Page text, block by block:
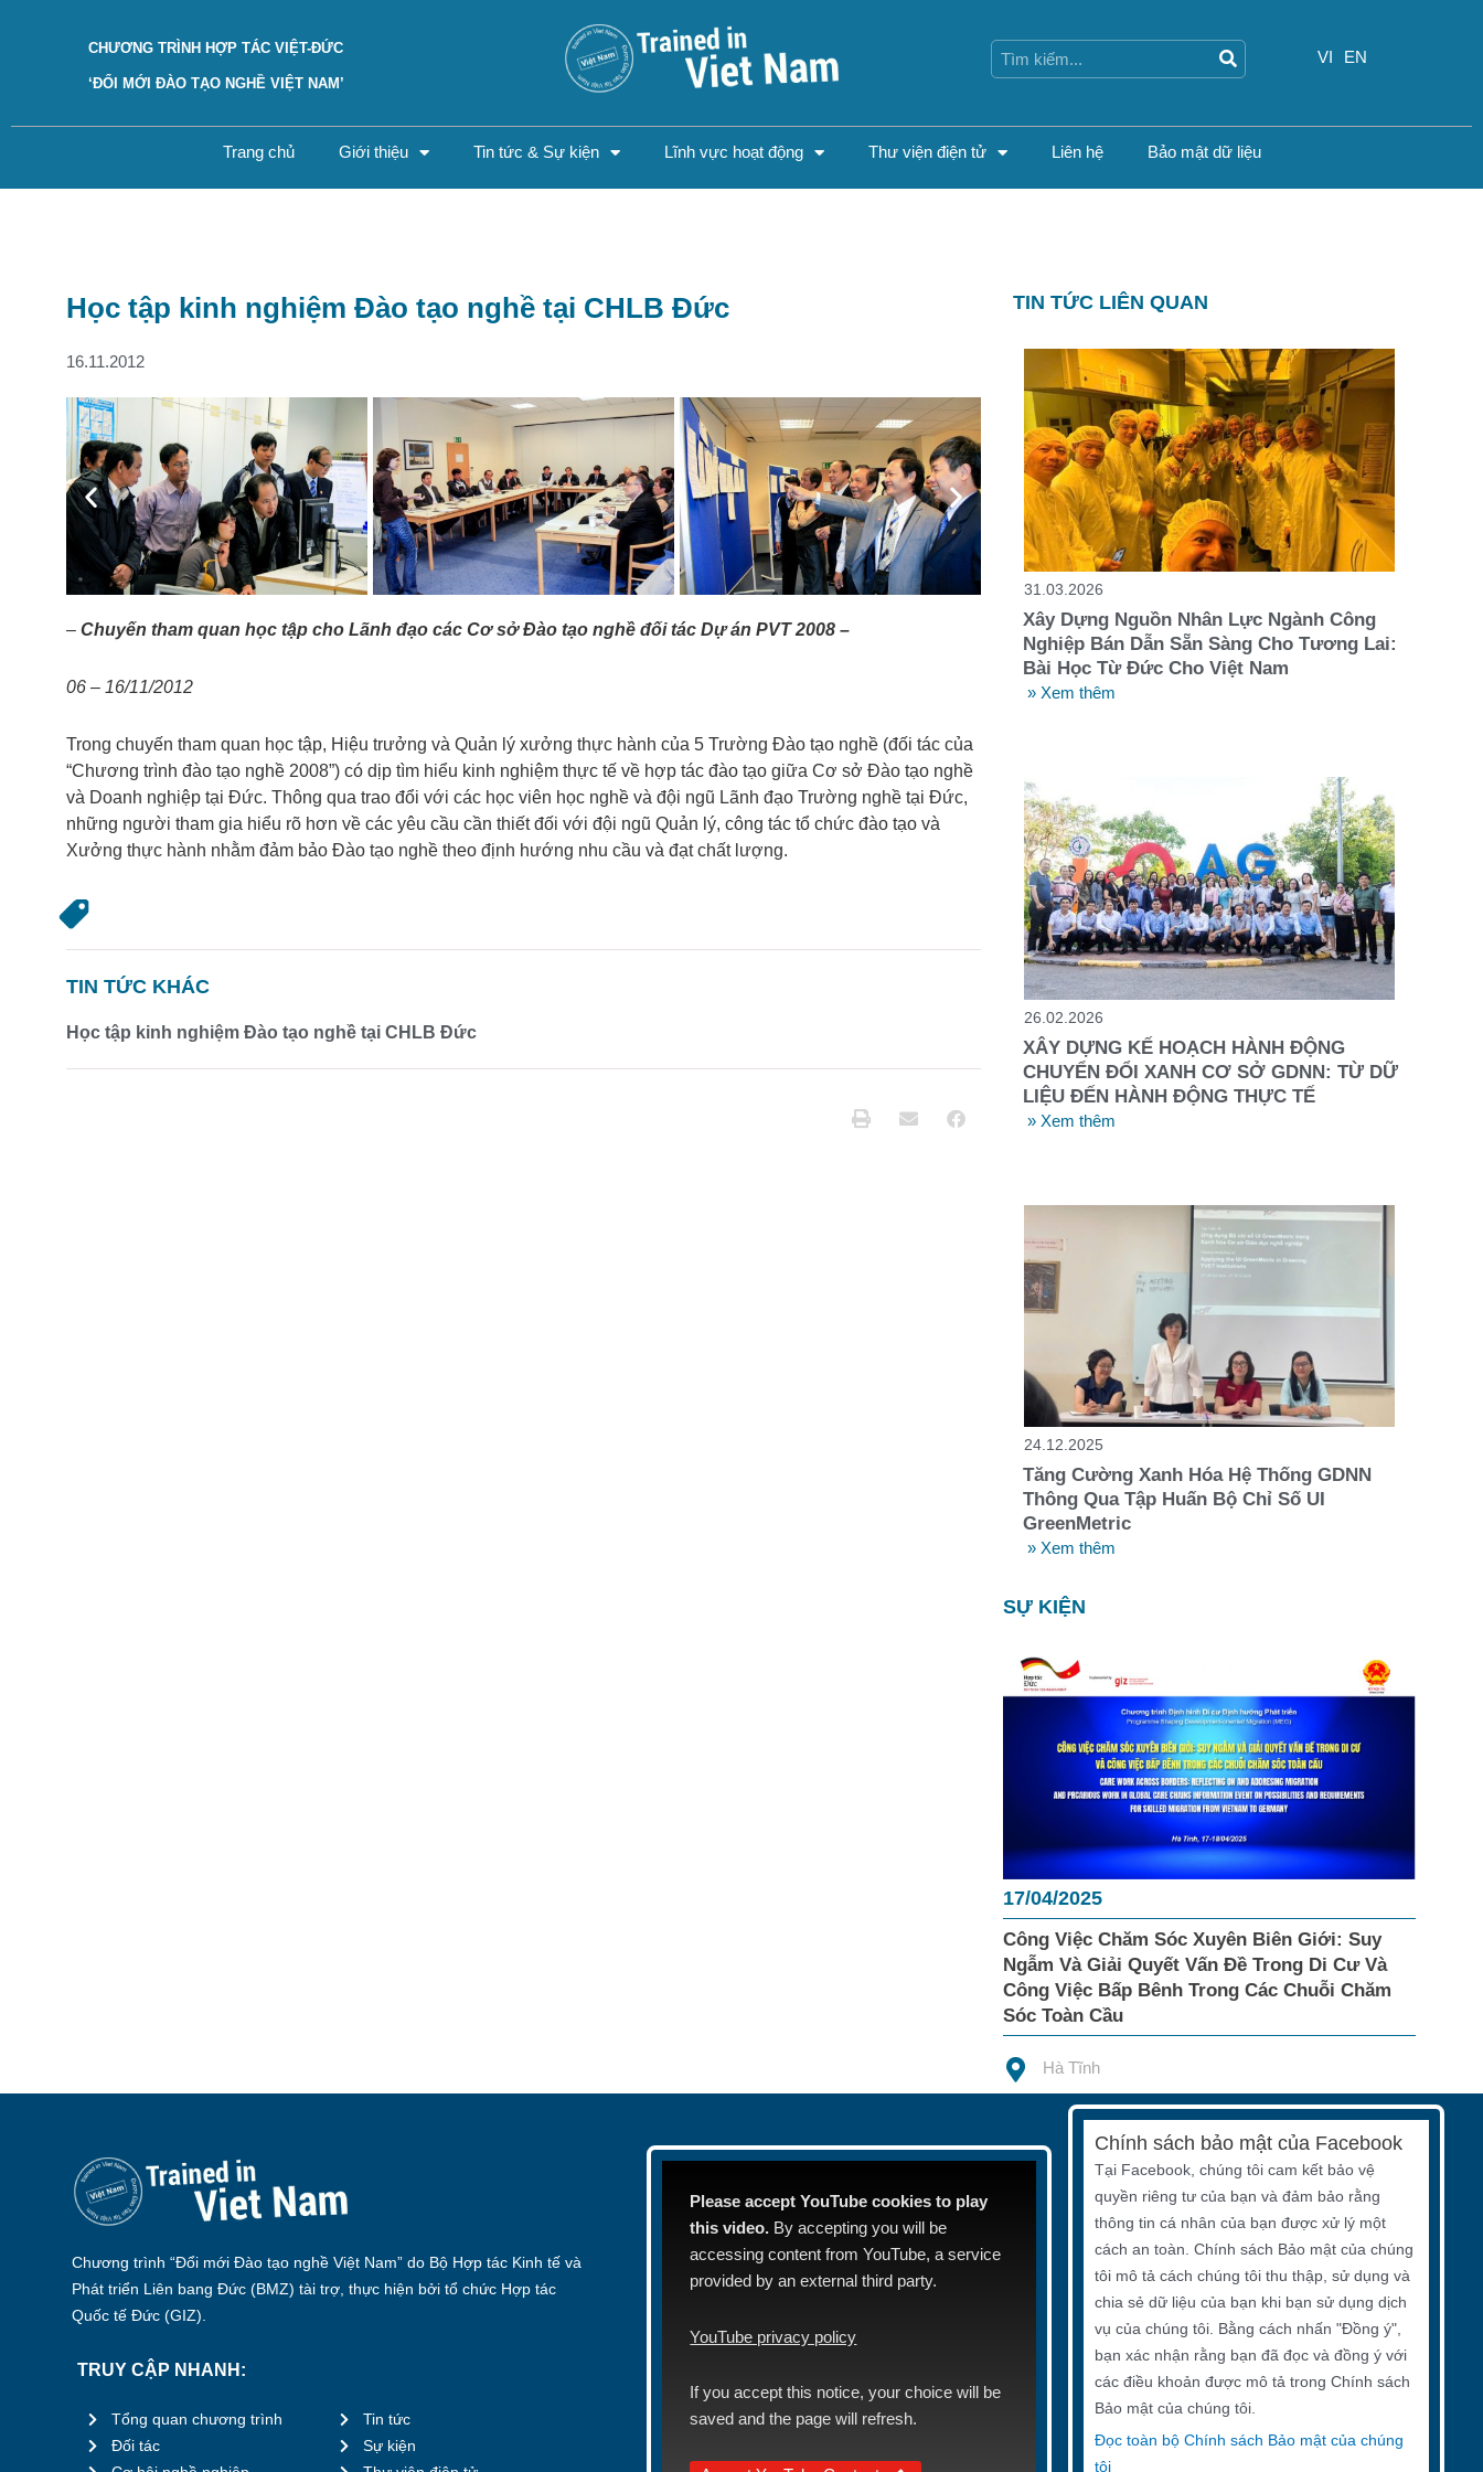
CHƯƠNG TRÌNH HỢP TÁC VIỆT-ĐỨC
‘ĐỔI MỚI ĐÀO TẠO NGHỀ VIỆT NAM’
VI
EN
Trang chủ Giới thiệu Tin tức & Sự kiện Lĩnh vực hoạt động Thư viện điện tử Liên hệ Bảo mật dữ liệu
Học tập kinh nghiệm Đào tạo nghề tại CHLB Đức
16.11.2012
Previous Next
– Chuyến tham quan học tập cho Lãnh đạo các Cơ sở Đào tạo nghề đối tác Dự án PVT 2008 –
06 – 16/11/2012
Trong chuyến tham quan học tập, Hiệu trưởng và Quản lý xưởng thực hành của 5 Trường Đào tạo nghề (đối tác của
“Chương trình đào tạo nghề 2008”) có dịp tìm hiểu kinh nghiệm thực tế về hợp tác đào tạo giữa Cơ sở Đào tạo nghề
và Doanh nghiệp tại Đức. Thông qua trao đổi với các học viên học nghề và đội ngũ Lãnh đạo Trường nghề tại Đức,
những người tham gia hiểu rõ hơn về các yêu cầu cần thiết đối với đội ngũ Quản lý, công tác tổ chức đào tạo và
Xưởng thực hành nhằm đảm bảo Đào tạo nghề theo định hướng nhu cầu và đạt chất lượng.
TIN TỨC KHÁC
Học tập kinh nghiệm Đào tạo nghề tại CHLB Đức
TIN TỨC LIÊN QUAN
31.03.2026
Xây Dựng Nguồn Nhân Lực Ngành Công
Nghiệp Bán Dẫn Sẵn Sàng Cho Tương Lai:
Bài Học Từ Đức Cho Việt Nam
» Xem thêm
26.02.2026
XÂY DỰNG KẾ HOẠCH HÀNH ĐỘNG
CHUYỂN ĐỔI XANH CƠ SỞ GDNN: TỪ DỮ
LIỆU ĐẾN HÀNH ĐỘNG THỰC TẾ
» Xem thêm
24.12.2025
Tăng Cường Xanh Hóa Hệ Thống GDNN
Thông Qua Tập Huấn Bộ Chỉ Số UI
GreenMetric
» Xem thêm
SỰ KIỆN
17/04/2025
Công Việc Chăm Sóc Xuyên Biên Giới: Suy
Ngẫm Và Giải Quyết Vấn Đề Trong Di Cư Và
Công Việc Bấp Bênh Trong Các Chuỗi Chăm
Sóc Toàn Cầu
Hà Tĩnh
Chương trình “Đổi mới Đào tạo nghề Việt Nam” do Bộ Hợp tác Kinh tế và
Phát triển Liên bang Đức (BMZ) tài trợ, thực hiện bởi tổ chức Hợp tác
Quốc tế Đức (GIZ).
TRUY CẬP NHANH:
Tổng quan chương trình
Đối tác
Tin tức
Sự kiện
Please accept YouTube cookies to play
this video. By accepting you will be
accessing content from YouTube, a service
provided by an external third party.
YouTube privacy policy
If you accept this notice, your choice will be
saved and the page will refresh.
Chính sách bảo mật của Facebook
Tại Facebook, chúng tôi cam kết bảo vệ
quyền riêng tư của bạn và đảm bảo rằng
thông tin cá nhân của bạn được xử lý một
cách an toàn. Chính sách Bảo mật của chúng
tôi mô tả cách chúng tôi thu thập, sử dụng và
chia sẻ dữ liệu của bạn khi bạn sử dụng dịch
vụ của chúng tôi. Bằng cách nhấn "Đồng ý",
bạn xác nhận rằng bạn đã đọc và đồng ý với
các điều khoản được mô tả trong Chính sách
Bảo mật của chúng tôi.
Đọc toàn bộ Chính sách Bảo mật của chúng
tôi